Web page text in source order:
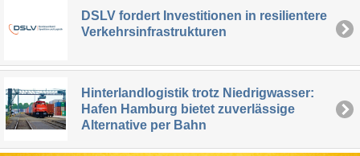
DSLV fordert Investitionen in resilientere
Verkehrsinfrastrukturen
Hinterlandlogistik trotz Niedrigwasser:
Hafen Hamburg bietet zuverlässige
Alternative per Bahn